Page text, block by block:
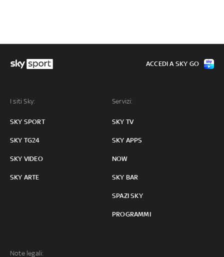
I siti Sky:
SKY SPORT
SKY TG24
SKY VIDEO
SKY ARTE
Servizi:
SKY TV
SKY APPS
NOW
SKY BAR
SPAZI SKY
PROGRAMMI
Note legali:
ACCEDI A SKY GO